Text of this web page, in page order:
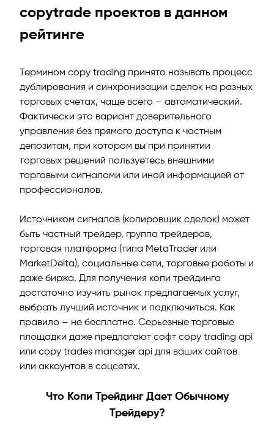
copytrade проектов в данном
рейтинге
Термином copy trading принято называть процесс
дублирования и синхронизации сделок на разных
торговых счетах, чаще всего – автоматический.
Фактически это вариант доверительного
управления без прямого доступа к частным
депозитам, при котором вы при принятии
торговых решений пользуетесь внешними
торговыми сигналами или иной информацией от
профессионалов.
Источником сигналов (копировщик сделок) может
быть частный трейдер, группа трейдеров,
торговая платформа (типа MetaTrader или
MarketDelta), социальные сети, торговые роботы и
даже биржа. Для получения копи трейдинга
достаточно изучить рынок предлагаемых услуг,
выбрать лучший источник и подключиться. Как
правило – не бесплатно. Серьезные торговые
площадки даже предлагают софт copy trading api
или copy trades manager api для ваших сайтов
или аккаунтов в соцсетях.
Что Копи Трейдинг Дает Обычному
Трейдеру?